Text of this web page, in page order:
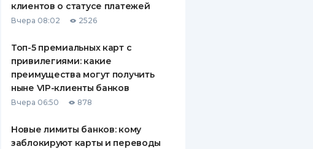
клиентов о статусе платежей
Вчера 08:02 2526
Топ-5 премиальных карт с
привилегиями: какие
преимущества могут получить
ныне VIP-клиенты банков
Вчера 06:50 878
Новые лимиты банков: кому
заблокируют карты и переводы